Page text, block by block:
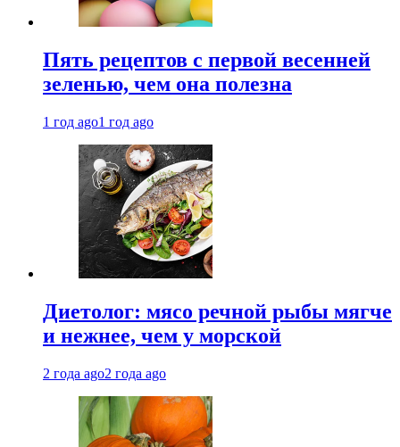
Пять рецептов с первой весенней
зеленью, чем она полезна
1 год ago1 год ago
Диетолог: мясо речной рыбы мягче
и нежнее, чем у морской
2 года ago2 года ago